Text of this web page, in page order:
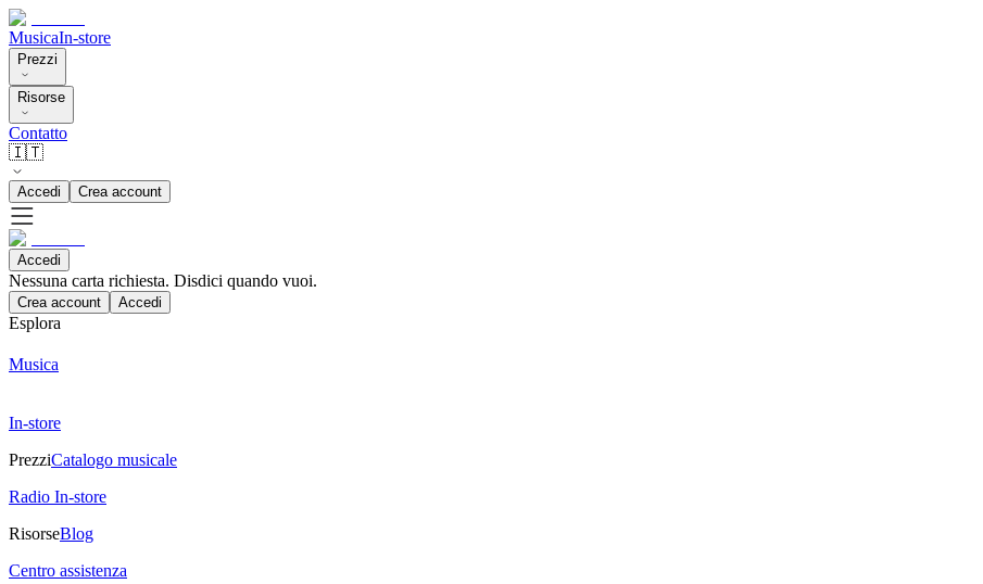
MusicaIn-store
Prezzi
Risorse
Contatto
🇮🇹
Accedi Crea account
Accedi
Nessuna carta richiesta. Disdici quando vuoi.
Crea account Accedi
Esplora
Musica
In-store
PrezziCatalogo musicale
Radio In-store
RisorseBlog
Centro assistenza